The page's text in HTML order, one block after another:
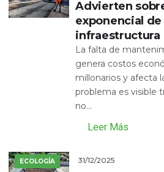
Advierten
exponencial de
infraestructura
La falta de
genera costos
millonarios y afecta
problema es visible
no...
Leer Más
ECOLOGÍA 31/12/2025